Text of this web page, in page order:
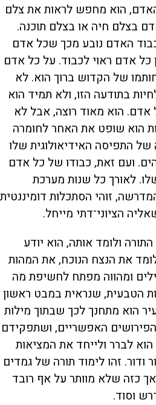
הוא מחפש לראות את צלם
בצלם חיה או בצלם תוכנה.
האדם נובע מכך שכל אדם
כל אדם ראוי לכבוד. על כל אדם
של הקדוש ברוך הוא. לא
בתודעה הזו, ולא תמיד הוא
הוא מאוד רוצה, אבל לא
הוא שופט את האחר לחומרה
של התפיסה האידיאולוגית שלו
ועם זאת, כבודו של כל אדם
לאורך כל שנות מערכת
זוהי הסתכלות דומיננטית
הציוני־דתי מייחל.
ולומד אותה, הוא יודע
את הנצח הנוכח, את המהות
ומהווה מפתח לחשיפת מה
הטבעית, שנראית במבט ראשון
הוא מתחנך לכך שבתוך מילות
האפשריים, ושתפקידם
לברר ולייחד את המציאות
ודור. זהו לימוד תורה של גמדים
כזה שלא מוותר על אף רובד
וסוד.